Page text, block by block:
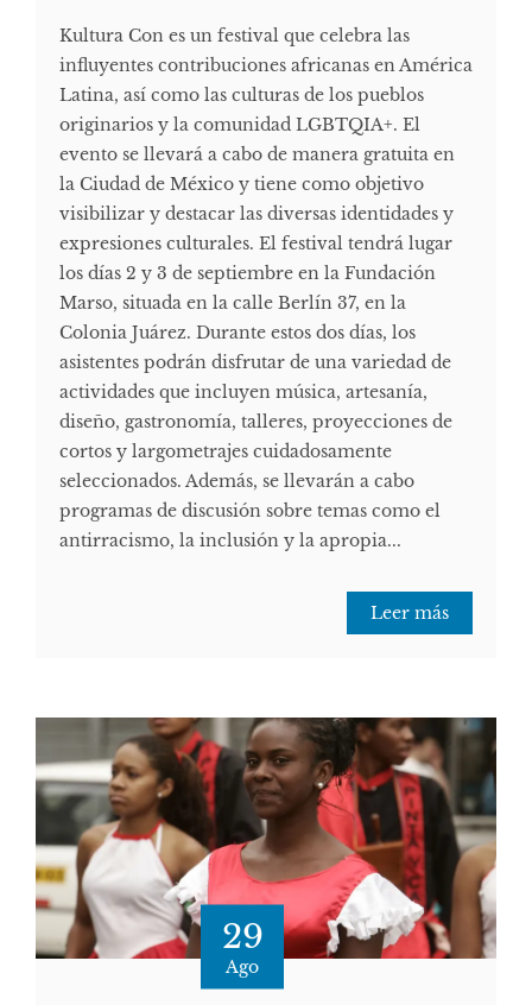
Kultura Con es un festival que celebra las
influyentes contribuciones africanas en América
Latina, así como las culturas de los pueblos
originarios y la comunidad LGBTQIA+. El
evento se llevará a cabo de manera gratuita en
la Ciudad de México y tiene como objetivo
visibilizar y destacar las diversas identidades y
expresiones culturales. El festival tendrá lugar
los días 2 y 3 de septiembre en la Fundación
Marso, situada en la calle Berlín 37, en la
Colonia Juárez. Durante estos dos días, los
asistentes podrán disfrutar de una variedad de
actividades que incluyen música, artesanía,
diseño, gastronomía, talleres, proyecciones de
cortos y largometrajes cuidadosamente
seleccionados. Además, se llevarán a cabo
programas de discusión sobre temas como el
antirracismo, la inclusión y la apropia...
Leer más
29
Ago